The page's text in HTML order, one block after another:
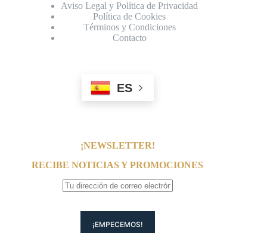
Aviso Legal y Política de Privacidad
Política de Cookies
Términos y Condiciones
Contacto
ES
¡NEWSLETTER!
RECIBE NOTICIAS Y PROMOCIONES